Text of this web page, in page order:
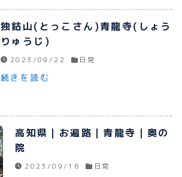
独鈷山(とっこさん)青龍寺(しょう
りゅうじ)
2023/09/22 日常
続きを読む
高知県｜お遍路｜青龍寺｜奥の
院
2023/09/16 日常